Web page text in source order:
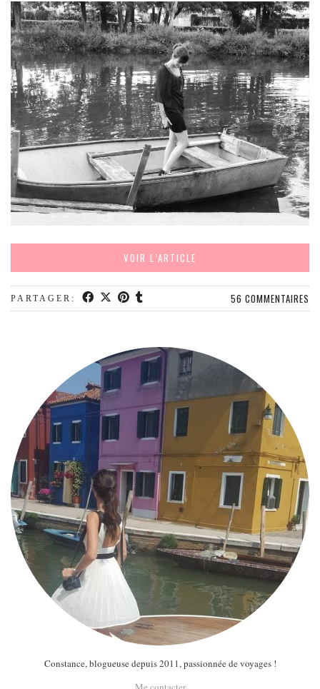
VOIR L’ARTICLE
PARTAGER: 56 COMMENTAIRES
Constance, blogueuse depuis 2011, passionnée de voyages !